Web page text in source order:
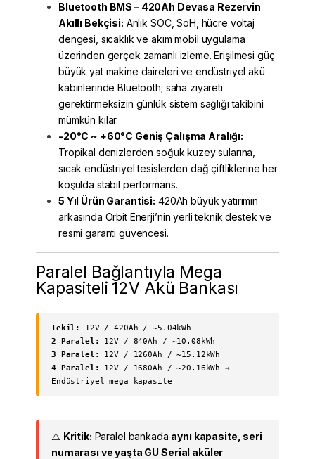
Bluetooth BMS – 420Ah Devasa Rezervin
Akıllı Bekçisi: Anlık SOC, SoH, hücre voltaj
dengesi, sıcaklık ve akım mobil uygulama
üzerinden gerçek zamanlı izleme. Erişilmesi güç
büyük yat makine daireleri ve endüstriyel akü
kabinlerinde Bluetooth; saha ziyareti
gerektirmeksizin günlük sistem sağlığı takibini
mümkün kılar.
-20°C ~ +60°C Geniş Çalışma Aralığı:
Tropikal denizlerden soğuk kuzey sularına,
sıcak endüstriyel tesislerden dağ çiftliklerine her
koşulda stabil performans.
5 Yıl Ürün Garantisi: 420Ah büyük yatırımın
arkasında Orbit Enerji’nin yerli teknik destek ve
resmi garanti güvencesi.
Paralel Bağlantıyla Mega
Kapasiteli 12V Akü Bankası
Tekil:
12V / 420Ah / ~5.04kWh
2 Paralel:
12V / 840Ah / ~10.08kWh
3 Paralel:
12V / 1260Ah / ~15.12kWh
4 Paralel:
12V / 1680Ah / ~20.16kWh →
Endüstriyel mega kapasite
⚠️ Kritik: Paralel bankada aynı kapasite, seri
numarası ve yaşta GU Serial aküler